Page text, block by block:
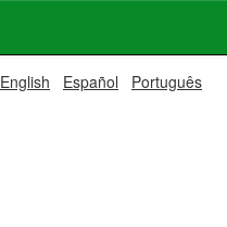
English Español Português